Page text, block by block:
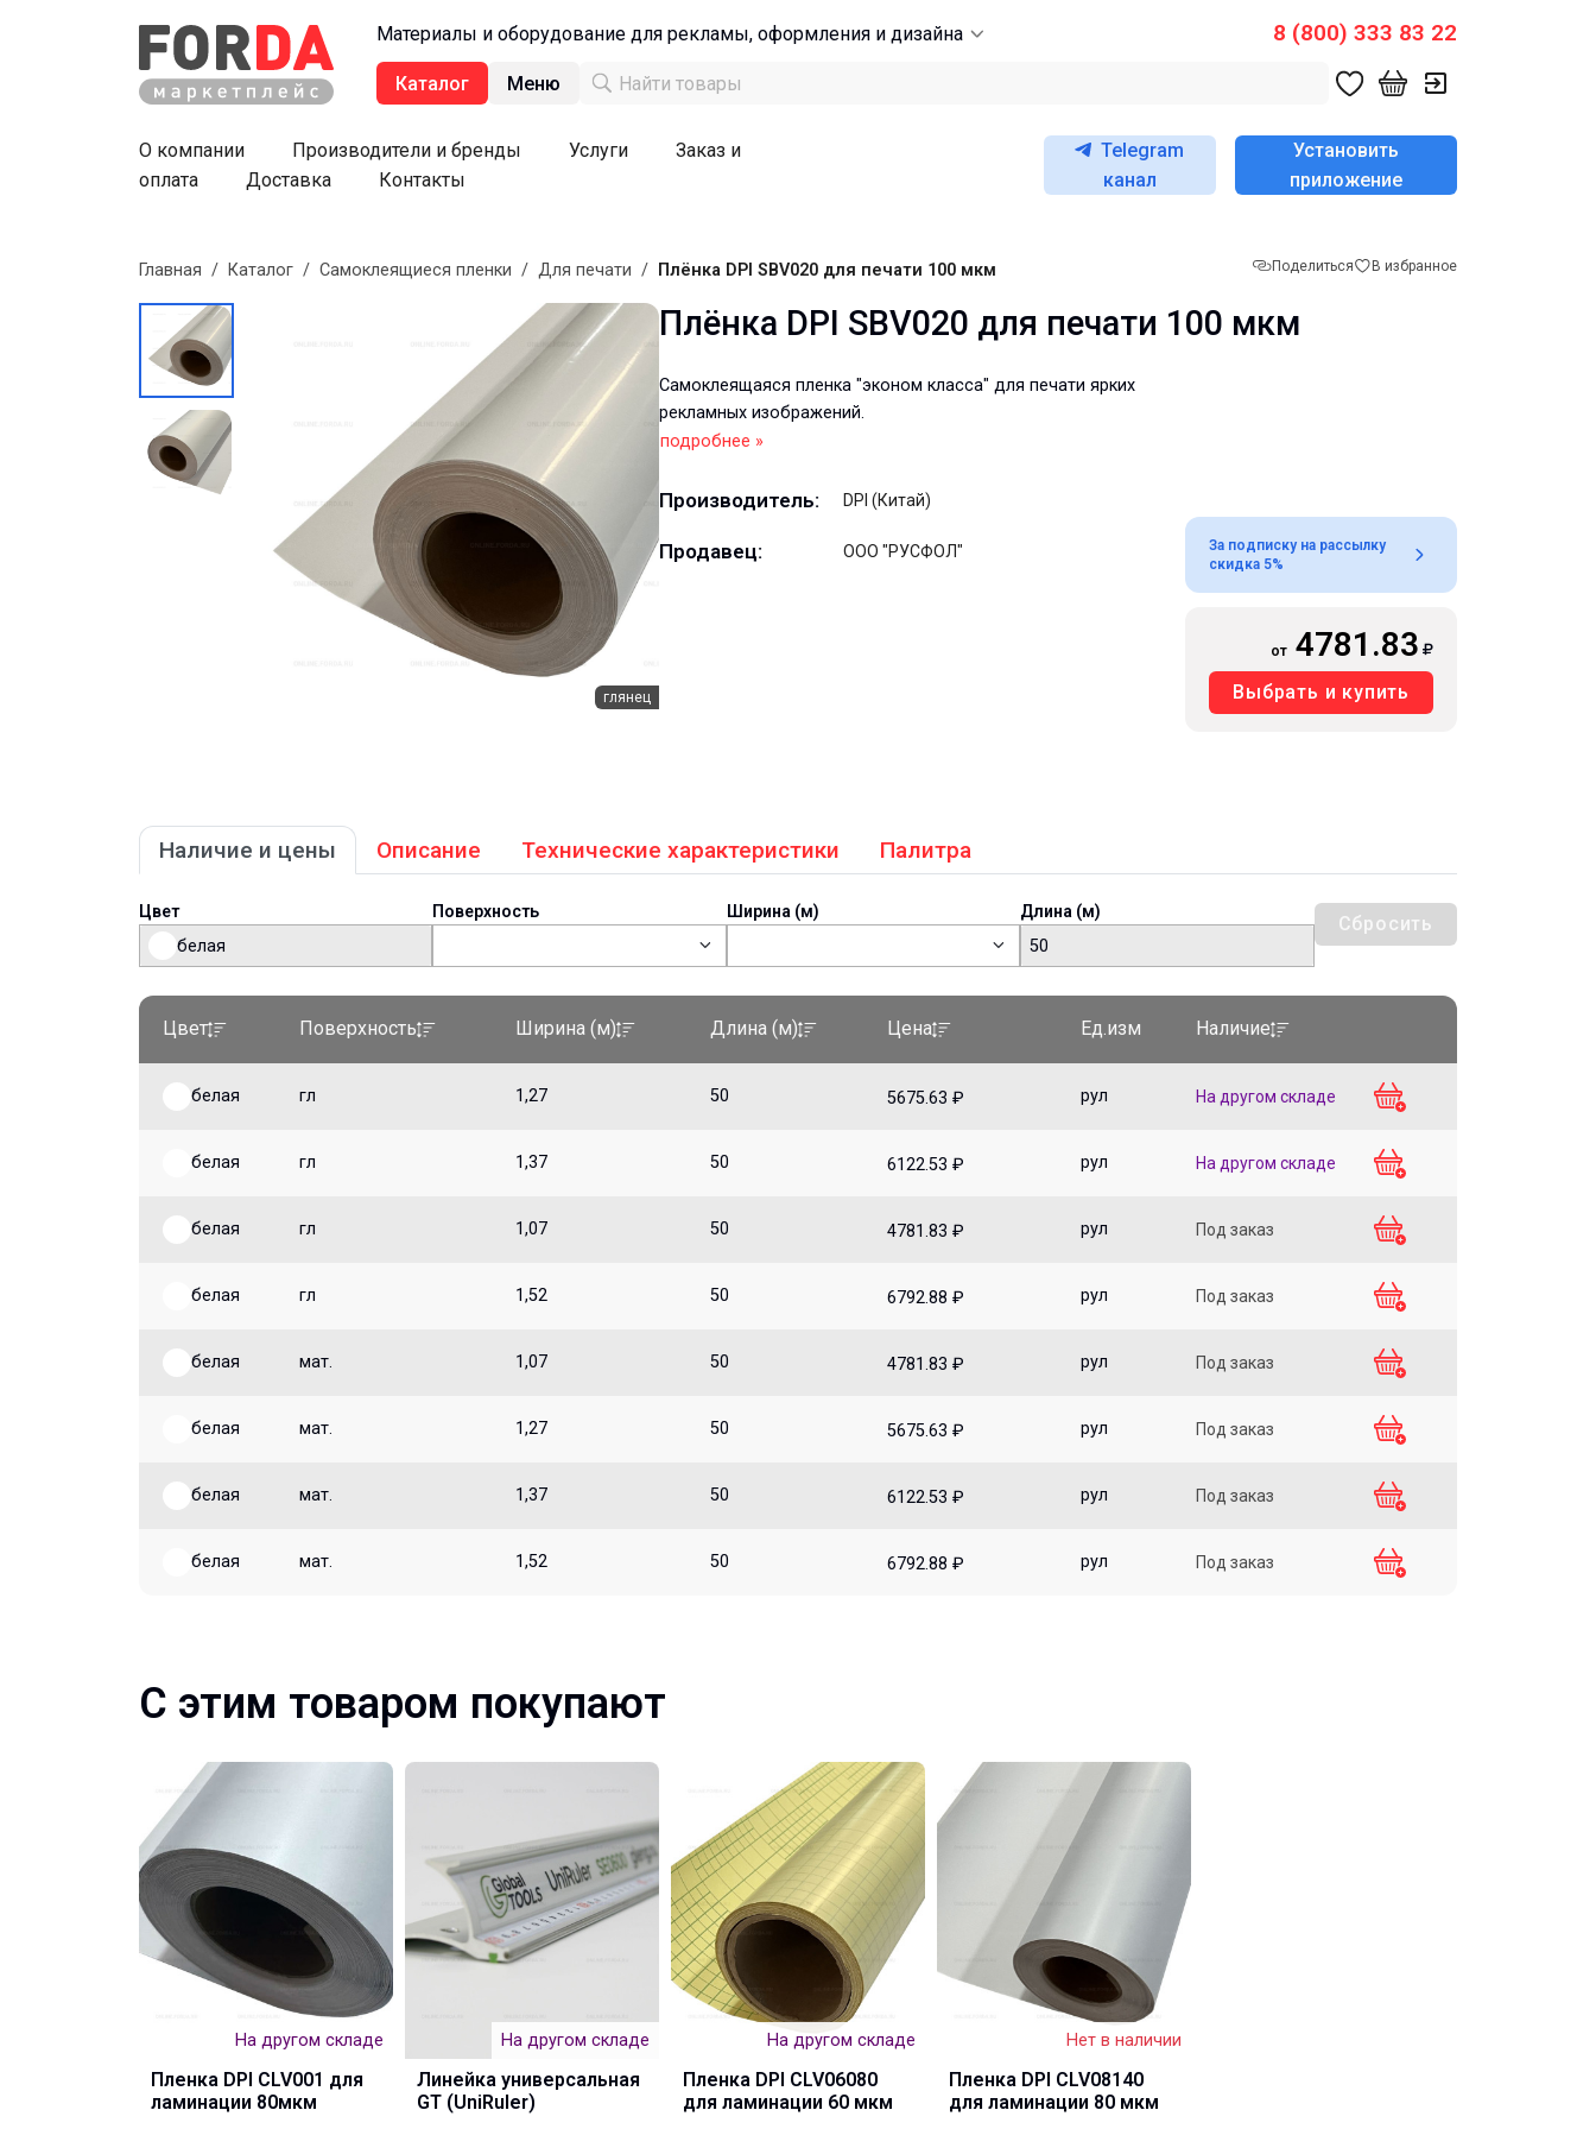
Материалы и оборудование для рекламы, оформления и дизайна 8 (800) 333 83 22
Каталог Меню
О компании Производители и бренды Услуги
Заказ и
оплата
Доставка Контакты
Telegram
канал
Установить
приложение
Поделиться В избранное
Главная / Каталог / Самоклеящиеся пленки / Для печати / Плёнка DPI SBV020 для печати 100 мкм
глянец
Плёнка DPI SBV020 для печати 100 мкм
Самоклеящаяся пленка "эконом класса" для печати ярких
рекламных изображений.
подробнее »
Производитель: DPI (Китай)
Продавец: ООО "РУСФОЛ"
За подписку на рассылку
скидка 5%
от 4781.83
Выбрать и купить
Наличие и цены Описание Технические характеристики Палитра
Цвет
белая
Поверхность Ширина (м) Длина (м)
50
Сбросить
Цвет Поверхность Ширина (м) Длина (м) Цена Ед.изм Наличие
белая гл 1,27 50 5675.63 ₽ рул На другом складе
белая гл 1,37 50 6122.53 ₽ рул На другом складе
белая гл 1,07 50 4781.83 ₽ рул Под заказ
белая гл 1,52 50 6792.88 ₽ рул Под заказ
белая мат. 1,07 50 4781.83 ₽ рул Под заказ
белая мат. 1,27 50 5675.63 ₽ рул Под заказ
белая мат. 1,37 50 6122.53 ₽ рул Под заказ
белая мат. 1,52 50 6792.88 ₽ рул Под заказ
С этим товаром покупают
На другом складе
Пленка DPI CLV001 для
ламинации 80мкм
На другом складе
Линейка универсальная
GT (UniRuler)
На другом складе
Пленка DPI CLV06080
для ламинации 60 мкм
Нет в наличии
Пленка DPI CLV08140
для ламинации 80 мкм